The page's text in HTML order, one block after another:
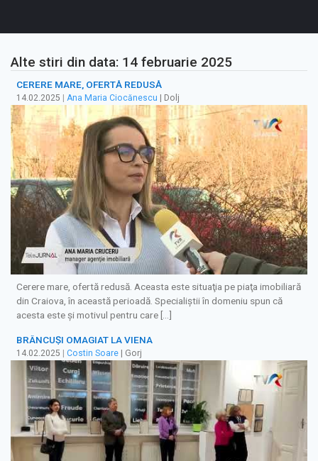
Alte stiri din data: 14 februarie 2025
CERERE MARE, OFERTĂ REDUSĂ
14.02.2025 Ana Maria Ciocănescu | Dolj
Cerere mare, ofertă redusă. Aceasta este situaţia pe piaţa imobiliară
din Craiova, în această perioadă. Specialiștii în domeniu spun că
acesta este şi motivul pentru care […]
BRÂNCUȘI OMAGIAT LA VIENA
14.02.2025 | Costin Soare | Gorj